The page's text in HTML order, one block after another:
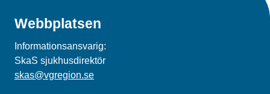
Webbplatsen
Informationsansvarig:
SkaS sjukhusdirektör
skas@vgregion.se